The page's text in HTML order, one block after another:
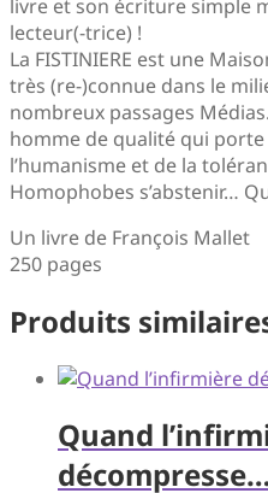
livre et son écriture simple
lecteur(-trice) !
La FISTINIERE est une
très (re-)connue dans le
nombreux passages
homme de qualité qui
l’humanisme et de la
Homophobes s’abstenir…
Un livre de François Mallet
250 pages
Produits
Quand
décompresse…